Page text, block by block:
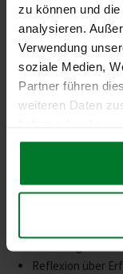
zu können und
analysieren.
Verwendung
soziale Medien,
Partner führen
weiteren Daten
gesammelt haben.
Follow-up-
(½ Tag, ca. 4
Reflexion über